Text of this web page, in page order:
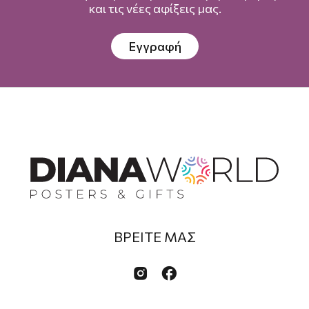
και τις νέες αφίξεις μας.
Εγγραφή
ΒΡΕΙΤΕ ΜΑΣ
 